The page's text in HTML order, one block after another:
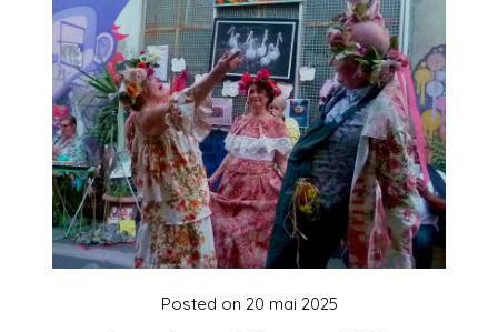
Posted on 20 mai 2025